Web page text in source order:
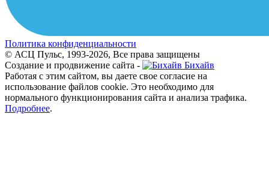
Политика конфиденциальности
© АСЦ Пульс, 1993-2026, Все права защищены
Создание и продвижение сайта -
Бихайв
Работая с этим сайтом, вы даете свое согласие на
использование файлов cookie. Это необходимо для
нормального функционирования сайта и анализа трафика.
Подробнее.